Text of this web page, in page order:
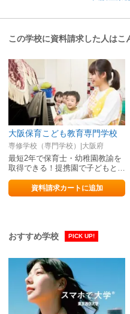
この学校に資料請求した人はこ
大阪保育こども教育専門学校
専修学校（専門学校）|大阪府
最短2年で保育士・幼稚園教諭を
取得できる！提携園で子どもとふ
れ合って楽しく学ぼう
資料請求カートに追加
おすすめ学校 PICK UP!